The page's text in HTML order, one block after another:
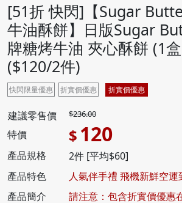
[51折 快閃]【Sugar
牛油酥餅】日版Sugar
牌糖烤牛油 夾心酥餅 (1
($120/2件)
快閃限量優惠 折實價優惠 折實價優惠
建議零售價 $236.00
特價 $ 120
產品規格
2件 [平均$60]
產品特色
人氣伴手禮 飛機新鮮空運
產品簡介
請注意：包含折實價優惠